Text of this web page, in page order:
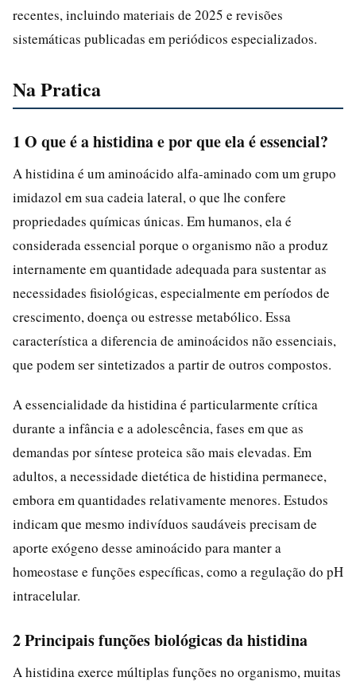
recentes, incluindo materiais de 2025 e revisões
sistemáticas publicadas em periódicos especializados.
Na Pratica
1 O que é a histidina e por que ela é essencial?
A histidina é um aminoácido alfa-aminado com um grupo
imidazol em sua cadeia lateral, o que lhe confere
propriedades químicas únicas. Em humanos, ela é
considerada essencial porque o organismo não a produz
internamente em quantidade adequada para sustentar as
necessidades fisiológicas, especialmente em períodos de
crescimento, doença ou estresse metabólico. Essa
característica a diferencia de aminoácidos não essenciais,
que podem ser sintetizados a partir de outros compostos.
A essencialidade da histidina é particularmente crítica
durante a infância e a adolescência, fases em que as
demandas por síntese proteica são mais elevadas. Em
adultos, a necessidade dietética de histidina permanece,
embora em quantidades relativamente menores. Estudos
indicam que mesmo indivíduos saudáveis precisam de
aporte exógeno desse aminoácido para manter a
homeostase e funções específicas, como a regulação do pH
intracelular.
2 Principais funções biológicas da histidina
A histidina exerce múltiplas funções no organismo, muitas